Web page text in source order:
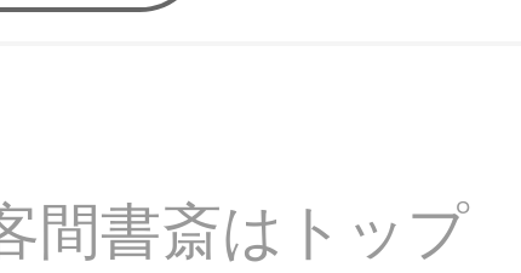
間書斎はトップ